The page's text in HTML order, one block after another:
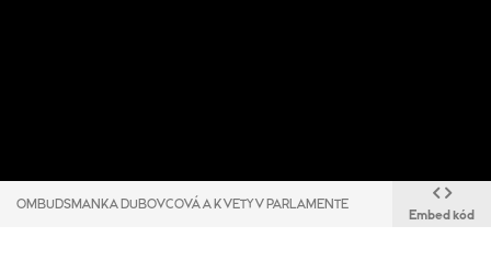
OMBUDSMANKA DUBOVCOVÁ A KVETY V PARLAMENTE
Embed kód